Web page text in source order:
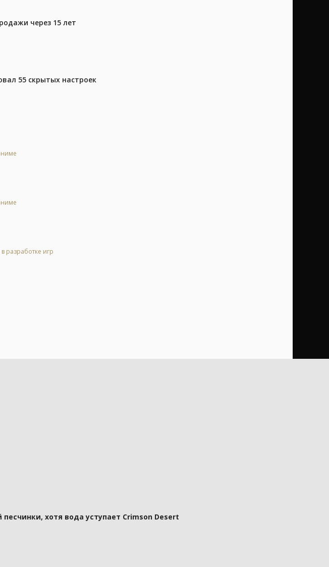
через 15 лет
55 скрытых настроек
разработке игр
хотя вода уступает Crimson Desert